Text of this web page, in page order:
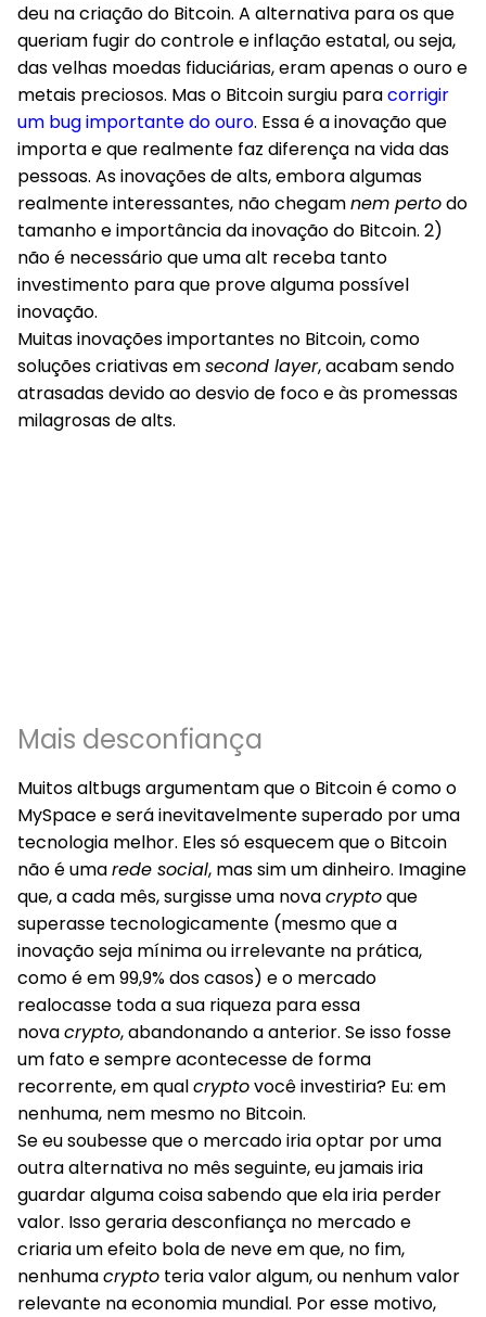
deu na criação do Bitcoin. A alternativa para os que
queriam fugir do controle e inflação estatal, ou seja,
das velhas moedas fiduciárias, eram apenas o ouro e
metais preciosos. Mas o Bitcoin surgiu paracorrigir
um bug importante do ouro. Essa é a inovação que
importa e que realmente faz diferença na vida das
pessoas. As inovações de alts, embora algumas
realmente interessantes, não chegamnem pertodo
tamanho e importância da inovação do Bitcoin. 2)
não é necessário que uma alt receba tanto
investimento para que prove alguma possível
inovação.
Muitas inovações importantes no Bitcoin, como
soluções criativas emsecond layer, acabam sendo
atrasadas devido ao desvio de foco e às promessas
milagrosas de alts.
Mais desconfiança
Muitos altbugs argumentam que o Bitcoin é como o
MySpace e será inevitavelmente superado por uma
tecnologia melhor. Eles só esquecem que o Bitcoin
não é umarede social, mas sim umdinheiro. Imagine
que, a cada mês, surgisse uma novacryptoque
superasse tecnologicamente (mesmo que a
inovação seja mínima ou irrelevante na prática,
como é em 99,9% dos casos) e o mercado
realocasse toda a sua riqueza para essa
novacrypto, abandonando a anterior. Se isso fosse
um fato e sempre acontecesse de forma
recorrente, em qualcryptovocê investiria? Eu: em
nenhuma, nem mesmo no Bitcoin.
Se eu soubesse que o mercado iria optar por uma
outra alternativa no mês seguinte, eujamais iria
guardar alguma coisa sabendo que ela iria perder
valor. Isso geraria desconfiança no mercado e
criaria um efeito bola de neve em que, no fim,
nenhumacrypto teria valor algum, ou nenhum valor
relevante na economia mundial. Por esse motivo,